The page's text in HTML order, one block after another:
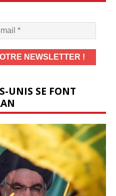
UNIS SE FONT